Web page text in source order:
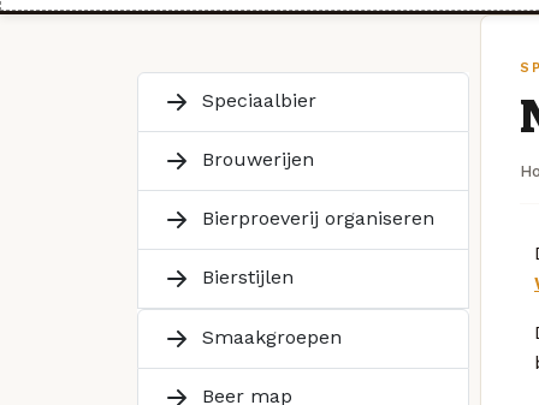
Speciaalbier
Brouwerijen
Bierproeverij organiseren
Bierstijlen
Smaakgroepen
Beer map